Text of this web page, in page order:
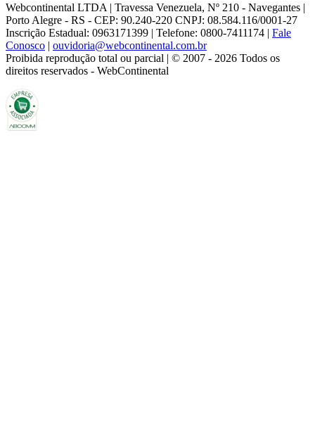
Webcontinental LTDA | Travessa Venezuela, Nº 210 - Navegantes |
Porto Alegre - RS - CEP: 90.240-220 CNPJ: 08.584.116/0001-27
Inscrição Estadual: 0963171399 | Telefone: 0800-7411174 | Fale
Conosco | ouvidoria@webcontinental.com.br
Proibida reprodução total ou parcial | © 2007 - 2026 Todos os
direitos reservados - WebContinental